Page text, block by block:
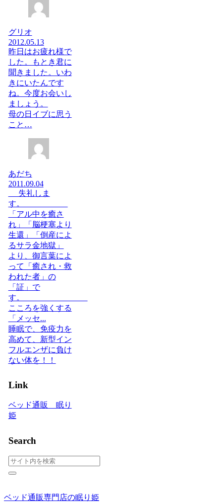
グリオ
2012.05.13
昨日はお疲れ様で
した。もとき君に
聞きました。いわ
きにいたんです
ね。今度お会いし
ましょう。
母の日イブに思う
こと…
あだち
2011.09.04
失礼しま
す。
「アル中を癒さ
れ」「脳梗塞より
生還」「倒産によ
るサラ金地獄」
より、御言葉によ
って「癒され・救
われた者」の
「証」で
す。
こころを強くする
「メッセ...
睡眠で、免疫力を
高めて、新型イン
フルエンザに負け
ない体を！！
Link
ベッド通販 眠り
姫
Search
ベッド通販専門店の眠り姫